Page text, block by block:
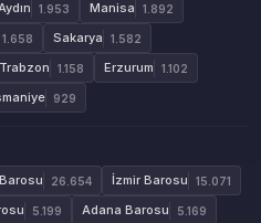
1.953 Manisa 1.892
1.658 Sakarya 1.582
Trabzon 1.158 Erzurum 1.102
929
26.654 İzmir Barosu 15.071
5.199 Adana Barosu 5.169